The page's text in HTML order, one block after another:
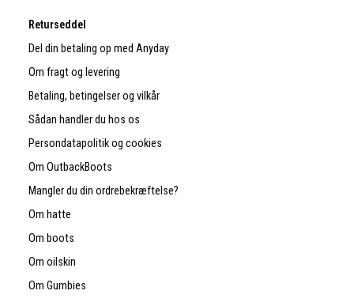
Returseddel
Del din betaling op med Anyday
Om fragt og levering
Betaling, betingelser og vilkår
Sådan handler du hos os
Persondatapolitik og cookies
Om OutbackBoots
Mangler du din ordrebekræftelse?
Om hatte
Om boots
Om oilskin
Om Gumbies